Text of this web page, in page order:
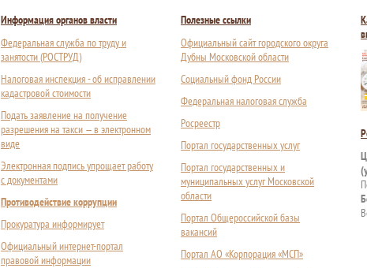
Информация органов власти
Федеральная служба по труду и
занятости (РОСТРУД)
Налоговая инспекция - об исправлении
кадастровой стоимости
Подать заявление на получение
разрешения на такси — в электронном
виде
Электронная подпись упрощает работу
с документами
Противодействие коррупции
Прокуратура информирует
Официальный интернет-портал
правовой информации
Полезные ссылки
Официальный сайт городского округа
Дубны Московской области
Социальный фонд России
Федеральная налоговая служба
Росреестр
Портал государственных услуг
Портал государственных и
муниципальных услуг Московской
области
Портал Общероссийской базы
вакансий
Портал АО «Корпорация «МСП»